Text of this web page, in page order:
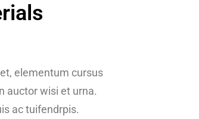
elementum cursus
auctor wisi et urna.
ac tuifendrpis.